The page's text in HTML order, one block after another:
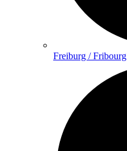
Freiburg / Fribourg